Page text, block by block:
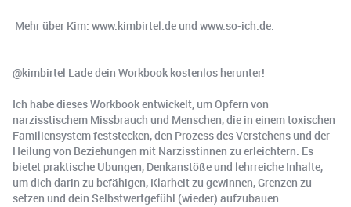
️ Mehr über Kim: www.kimbirtel.de und www.so-ich.de.
@kimbirtel Lade dein Workbook kostenlos herunter!
Ich habe dieses Workbook entwickelt, um Opfern von
narzisstischem Missbrauch und Menschen, die in einem toxischen
Familiensystem feststecken, den Prozess des Verstehens und der
Heilung von Beziehungen mit Narzisstinnen zu erleichtern. Es
bietet praktische Übungen, Denkanstöße und lehrreiche Inhalte,
um dich darin zu befähigen, Klarheit zu gewinnen, Grenzen zu
setzen und dein Selbstwertgefühl (wieder) aufzubauen.